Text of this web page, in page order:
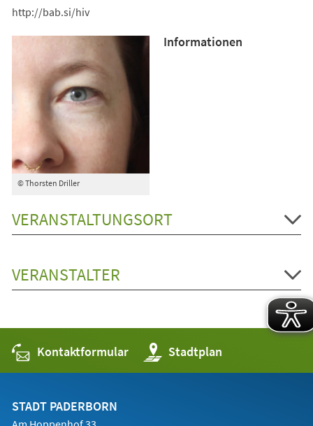
http://bab.si/hiv
© Thorsten Driller
Informationen
VERANSTALTUNGSORT
VERANSTALTER
Kontaktformular Stadtplan
(Öffnet
in
einem
STADT PADERBORN